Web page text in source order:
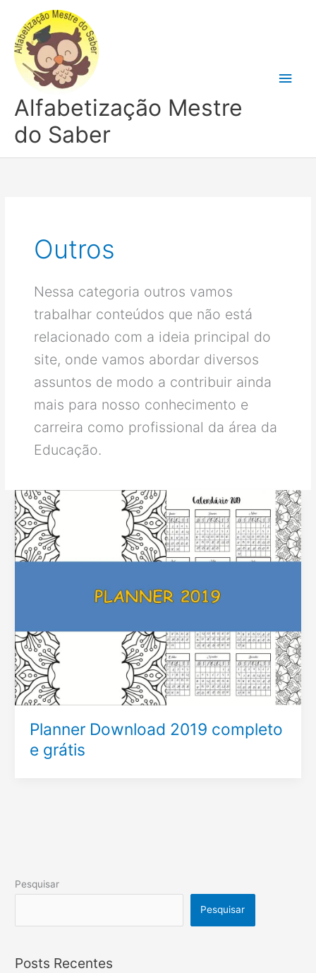
conteúdo
Alfabetização Mestre
do Saber
Outros
Nessa categoria outros vamos
trabalhar conteúdos que não está
relacionado com a ideia principal do
site, onde vamos abordar diversos
assuntos de modo a contribuir ainda
mais para nosso conhecimento e
carreira como profissional da área da
Educação.
Planner Download 2019 completo
e grátis
Pesquisar
Pesquisar
Posts Recentes